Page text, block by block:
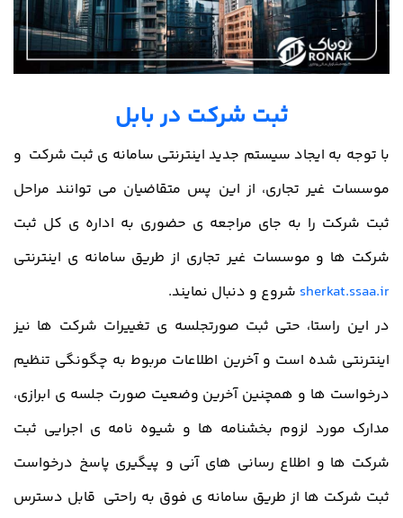
ثبت شرکت در بابل
با توجه به ایجاد سیستم جدید اینترنتی سامانه ی ثبت شرکت و
موسسات غیر تجاری، از این پس متقاضیان می توانند مراحل
ثبت شرکت را به جای مراجعه ی حضوری به اداره ی کل ثبت
شرکت ها و موسسات غیر تجاری از طریق سامانه ی اینترنتی
sherkat.ssaa.ir شروع و دنبال نمایند.
در این راستا، حتی ثبت صورتجلسه ی تغییرات شرکت ها نیز
اینترنتی شده است و آخرین اطلاعات مربوط به چگونگی تنظیم
درخواست ها و همچنین آخرین وضعیت صورت جلسه ی ابرازی،
مدارک مورد لزوم بخشنامه ها و شیوه نامه ی اجرایی ثبت
شرکت ها و اطلاع رسانی های آنی و پیگیری پاسخ درخواست
ثبت شرکت ها از طریق سامانه ی فوق به راحتی قابل دسترس